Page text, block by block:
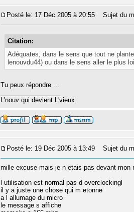
Posté le: 17 Déc 2005 à 20:55 Sujet du
Citation:
Adéquates, dans le sens que tout ne
lenouvdu44) ou dans le sens aller le plus
Tu peux répondre ...
L'nouv qui devient L'vieux
Posté le: 19 Déc 2005 à 13:49 Sujet du
mille excuse mais je n etais pas devant mon
l utilisation est normal pas d overclockingl
il y a juste une chose qui m etonne
a l allumage du micro
le message s affiche